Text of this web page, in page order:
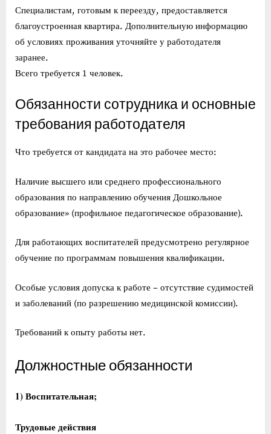
Специалистам, готовым к переезду, предоставляется
благоустроенная квартира. Дополнительную информацию
об условиях проживания уточняйте у работодателя
заранее.
Всего требуется 1 человек.
Обязанности сотрудника и основные
требования работодателя
Что требуется от кандидата на это рабочее место:
Наличие высшего или среднего профессионального
образования по направлению обучения Дошкольное
образование» (профильное педагогическое образование).
Для работающих воспитателей предусмотрено регулярное
обучение по программам повышения квалификации.
Особые условия допуска к работе – отсутствие судимостей
и заболеваний (по разрешению медицинской комиссии).
Требований к опыту работы нет.
Должностные обязанности
1) Воспитательная;
Трудовые действия